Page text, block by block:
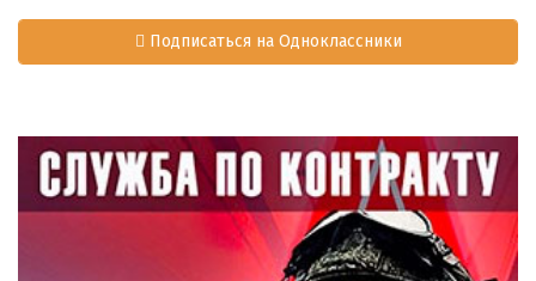
Подписаться на Одноклассники